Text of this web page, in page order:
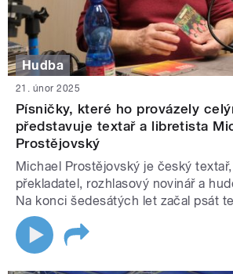
Hudba
21. únor 2025
Písničky, které ho provázely
představuje textař a libretista
Prostějovský
Michael Prostějovský je český
překladatel, rozhlasový novinář a
Na konci šedesátých let začal psát